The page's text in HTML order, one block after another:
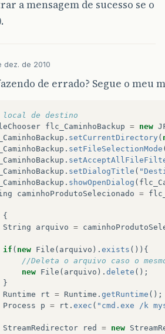
a mensagem de sucesso se o
dez. de 2010
de errado? Segue o meu
local de destino
flc_CaminhoBackup = new
. setCurrentDirectory (
. setFileSelectionMode
.
. setDialogTitle (
. showOpenDialog (
caminhoProdutoSelecionado =
{
String
arquivo =
if ( new File ( arquivo ). exists ()){
//Deleta o arquivo caso o
new File ( arquivo ). delete ();
}
Runtime
rt = Runtime . getRuntime ();
Process
p = rt . exec ( "cmd.exe /k
StreamRedirector red = new